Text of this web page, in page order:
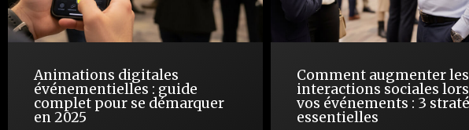
Animations digitales
événementielles : guide
complet pour se démarquer
en 2025
Comment augmenter les
interactions sociales
vos événements : 3
essentielles